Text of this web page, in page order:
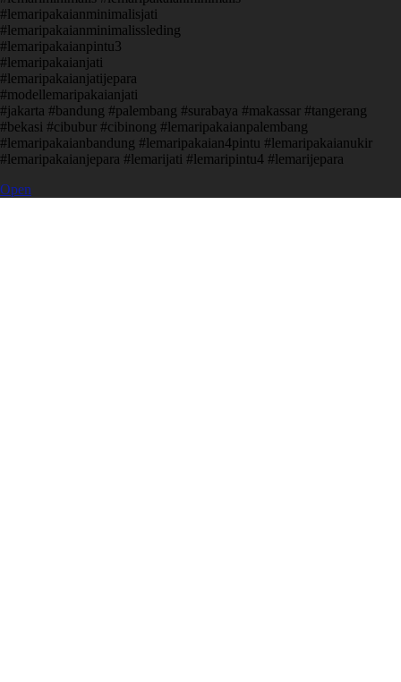
#lemaripakaianminimalisjati
#lemaripakaianminimalissleding
#lemaripakaianpintu3
#lemaripakaianjati
#lemaripakaianjatijepara
#modellemaripakaianjati
#jakarta #bandung #palembang #surabaya #makassar #tangerang
#bekasi #cibubur #cibinong #lemaripakaianpalembang
#lemaripakaianbandung #lemaripakaian4pintu #lemaripakaianukir
#lemaripakaianjepara #lemarijati #lemaripintu4 #lemarijepara
Open